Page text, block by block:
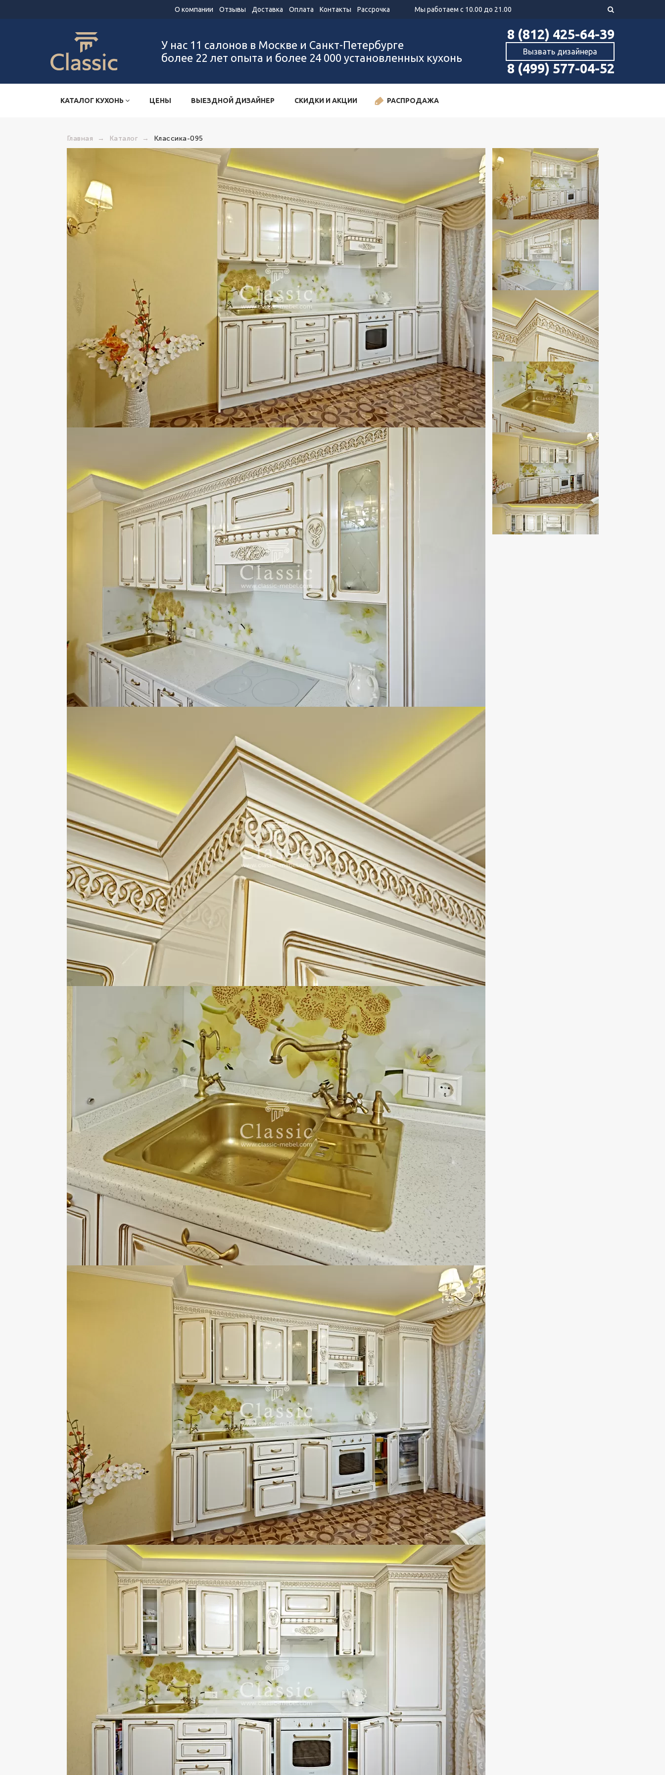
О компании Отзывы Доставка Оплата Контакты Рассрочка Мы работаем с 10.00 до 21.00
У нас 11 салонов в Москве и Санкт-Петербурге
более 22 лет опыта и более 24 000 установленных кухонь
8 (812) 425-64-39
Вызвать дизайнера
8 (499) 577-04-52
КАТАЛОГ КУХОНЬ ЦЕНЫ ВЫЕЗДНОЙ ДИЗАЙНЕР СКИДКИ И АКЦИИ РАСПРОДАЖА
Главная → Каталог → Классика-095